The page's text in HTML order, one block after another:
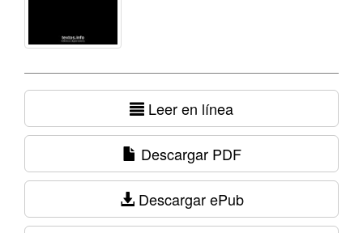
Leer en línea
Descargar PDF
Descargar ePub